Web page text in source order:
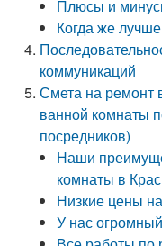
Плюсы и
Когда же
коммуникаций
Смета на ремонт
ванной комнаты
посредников)
Наши
комнаты в
Низкие цены
У нас